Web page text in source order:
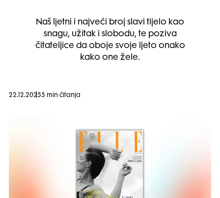
Naš ljetni i najveći broj slavi tijelo kao
snagu, užitak i slobodu, te poziva
čitateljice da oboje svoje ljeto onako
kako one žele.
22.12.20255 min čitanja